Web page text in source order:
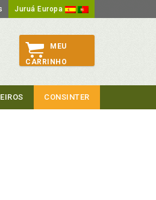
Juruá Europa
MEU
CARRINHO
CONSINTER